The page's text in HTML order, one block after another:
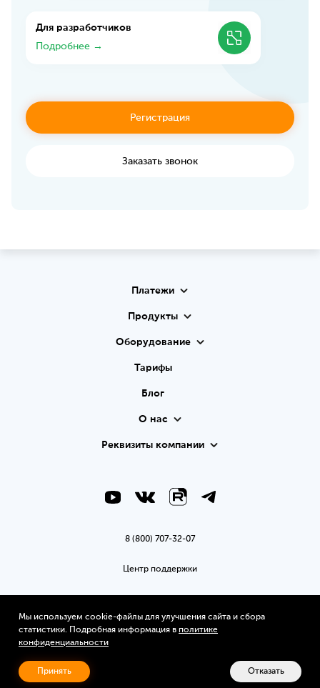
Для разработчиков
Подробнее →
Регистрация
Заказать звонок
Платежи
Продукты
Оборудование
Тарифы
Блог
О нас
Реквизиты компании
8 (800) 707-32-07
Центр поддержки
Политика конфиденциальности
Мы используем cookie-файлы для улучшения сайта и сбора
статистики. Подробная информация в политике
конфиденциальности
Принять Отказать